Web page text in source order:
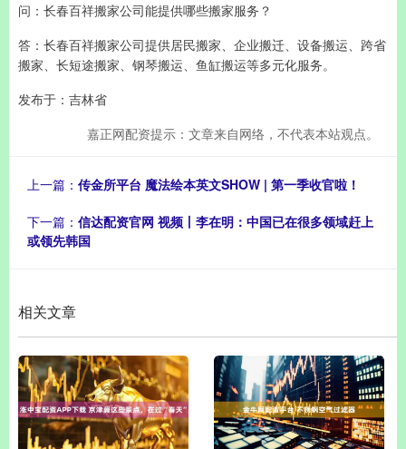
问：长春百祥搬家公司能提供哪些搬家服务？
答：长春百祥搬家公司提供居民搬家、企业搬迁、设备搬运、跨省
搬家、长短途搬家、钢琴搬运、鱼缸搬运等多元化服务。
发布于：吉林省
嘉正网配资提示：文章来自网络，不代表本站观点。
上一篇： 传金所平台 魔法绘本英文SHOW | 第一季收官啦！
下一篇： 信达配资官网 视频丨李在明：中国已在很多领域赶上
或领先韩国
相关文章